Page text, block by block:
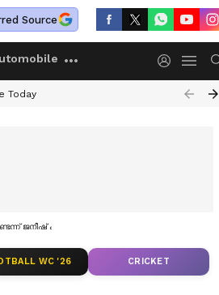
Source
Today
ജനീഷ് കുമാർ; കടുത്ത പരിഹാസം
WC '26 CRICKET